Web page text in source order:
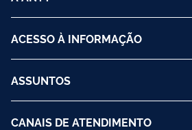
ACESSO À INFORMAÇÃO
ASSUNTOS
CANAIS DE ATENDIMENTO